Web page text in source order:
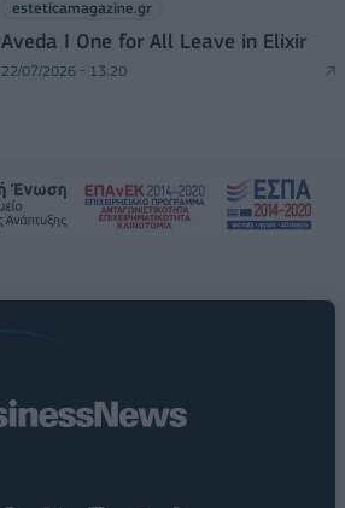
esteticamagazine.gr
Aveda I One for All Leave in Elixir
22/07/2026 - 13:20